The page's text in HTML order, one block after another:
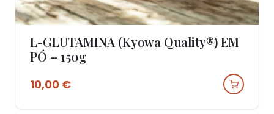
Ver Produto
L-GLUTAMINA (Kyowa Quality®) EM
PÓ – 150g
10,00 €